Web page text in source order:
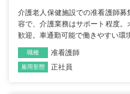
介護老人保健施設での准看護師
容で、介護業務はサポート程度
歓迎。車通勤可能で働きやすい環境
職種 准看護師
雇用形態 正社員